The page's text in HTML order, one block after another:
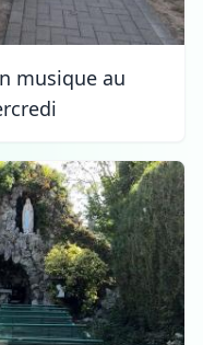
musique au